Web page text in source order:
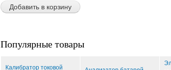
Популярные товары
Калибратор токовой